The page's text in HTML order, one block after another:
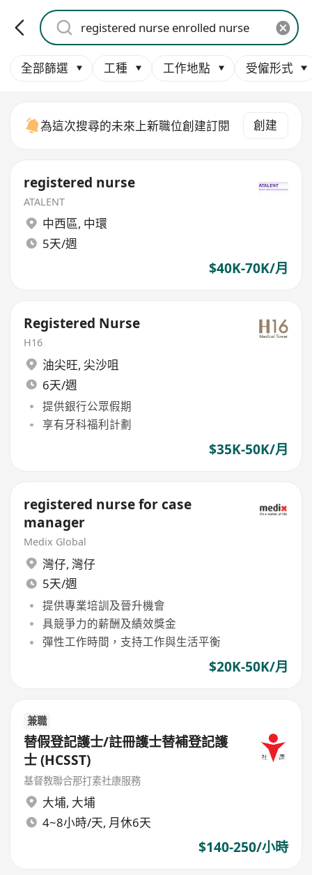
全部篩選 工種 工作地點 受僱形式
為這次搜尋的未來上新職位創建訂閱 創建
registered nurse
ATALENT
中西區, 中環
5天/週
$40K-70K/月
Registered Nurse
H16
油尖旺, 尖沙咀
6天/週
提供銀行公眾假期
享有牙科福利計劃
$35K-50K/月
registered nurse for case
manager
Medix Global
灣仔, 灣仔
5天/週
提供專業培訓及晉升機會
具競爭力的薪酬及績效獎金
彈性工作時間，支持工作與生活平衡
$20K-50K/月
兼職
替假登記護士/註冊護士替補登記護
士 (HCSST)
基督教聯合那打素社康服務
大埔, 大埔
4~8小時/天, 月休6天
$140-250/小時